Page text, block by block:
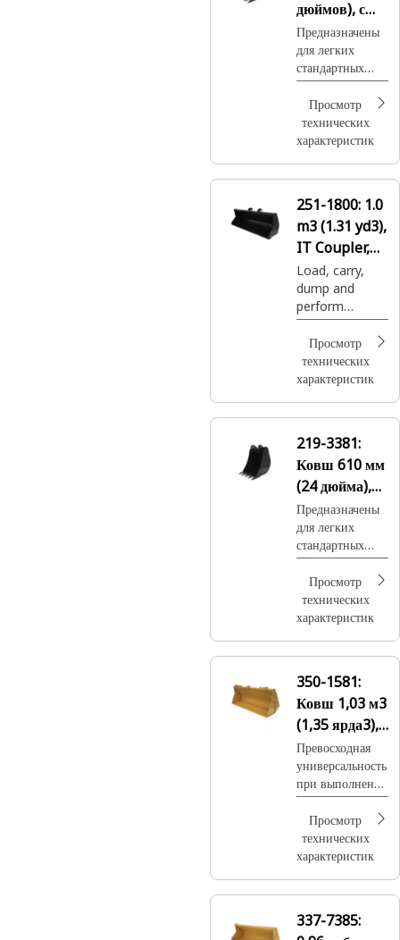
дюймов), с
креплением
на пальцах
Предназначены
для легких
стандартных
работ по выемке
мягкого грунта
или глины.
Просмотр
технических
характеристик
251-1800: 1.0
m3 (1.31 yd3),
IT Coupler,
Base Edge
Load, carry,
dump and
perform
general clean-
up work.
Просмотр
технических
характеристик
219-3381:
Ковш 610 мм
(24 дюйма),
крепление на
пальцах
Предназначены
для легких
стандартных
работ по выемке
мягкого грунта
или глины.
Просмотр
технических
характеристик
350-1581:
Ковш 1,03 м3
(1,35 ярда3),
крепление на
пальцах
Превосходная
универсальность
при выполнении
перегрузки,
захвата грузов,
бульдозерных
работ,
, выравнивания
Просмотр
технических
характеристик
337-7385: